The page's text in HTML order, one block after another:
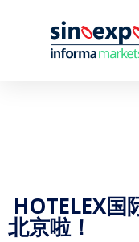
HOTELEX
北京啦！